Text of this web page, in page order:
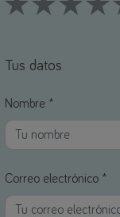
Tus datos
Nombre *
Correo electrónico *